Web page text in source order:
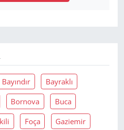
Bayındır Bayraklı
Bornova Buca
Foça Gaziemir